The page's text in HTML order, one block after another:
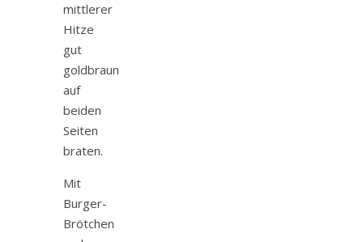
mittlerer
Hitze
gut
goldbraun
auf
beiden
Seiten
braten.
Mit
Burger-
Brötchen